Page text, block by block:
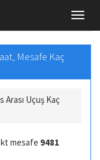
Mesafe Kaç
Uçuş Kaç
mesafe 9481